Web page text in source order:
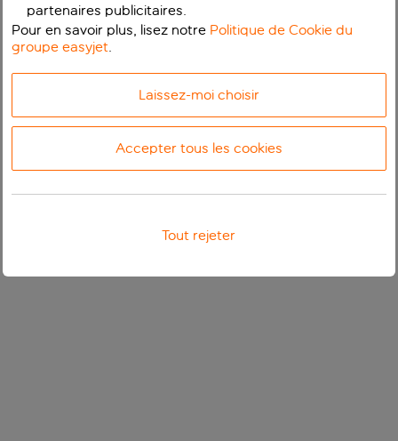
partenaires publicitaires.
Pour en savoir plus, lisez notre Politique de Cookie du
groupe easyjet.
Laissez-moi choisir
Accepter tous les cookies
Tout rejeter